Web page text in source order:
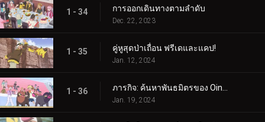
1 - 34 การออกเดินทางตามลำดับ
Dec. 22, 2023
1 - 35 คู่หูสุดป่าเถื่อน ฟรีเดและแคป!
Jan. 12, 2024
1 - 36
Jan. 19, 2024